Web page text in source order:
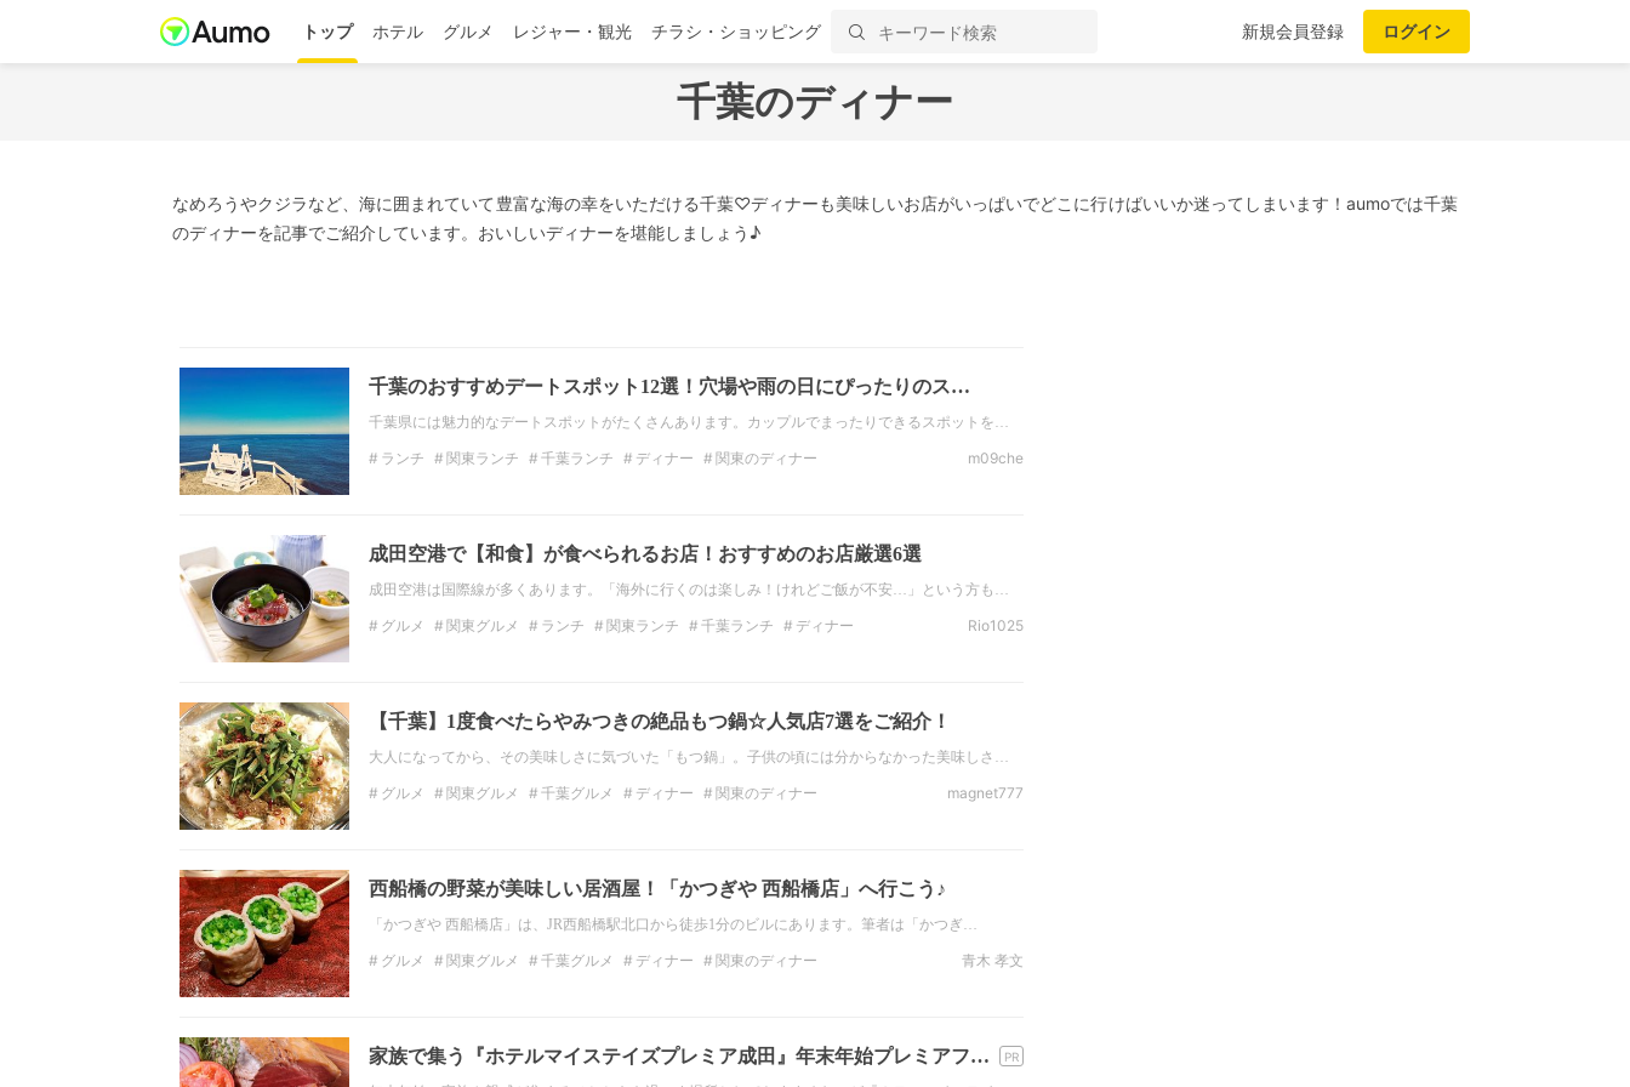
トップ ホテル グルメ レジャー・観光 チラシ・ショッピング 新規会員登録 ログイン
千葉のディナー
なめろうやクジラなど、海に囲まれていて豊富な海の幸をいただける千葉♡ディナーも美味しいお店がいっぱいでどこに行けばいいか迷ってしまいます！aumoでは千葉
のディナーを記事でご紹介しています。おいしいディナーを堪能しましょう♪
千葉のおすすめデートスポット12選！穴場や雨の日にぴったりのス…
千葉県には魅力的なデートスポットがたくさんあります。カップルでまったりできるスポットを…
ランチ 関東ランチ 千葉ランチ ディナー
関東のディナー
m09che
成田空港で【和食】が食べられるお店！おすすめのお店厳選6選
成田空港は国際線が多くあります。「海外に行くのは楽しみ！けれどご飯が不安…」という方も…
グルメ 関東グルメ ランチ 関東ランチ 千葉ランチ
ディナー
Rio1025
【千葉】1度食べたらやみつきの絶品もつ鍋☆人気店7選をご紹介！
大人になってから、その美味しさに気づいた「もつ鍋」。子供の頃には分からなかった美味しさ…
グルメ 関東グルメ 千葉グルメ ディナー
関東のディナー
magnet777
西船橋の野菜が美味しい居酒屋！「かつぎや 西船橋店」へ行こう♪
「かつぎや 西船橋店」は、JR西船橋駅北口から徒歩1分のビルにあります。筆者は「かつぎ…
グルメ 関東グルメ 千葉グルメ ディナー
関東のディナー
青木 孝文
家族で集う『ホテルマイステイズプレミア成田』年末年始プレミアフ…